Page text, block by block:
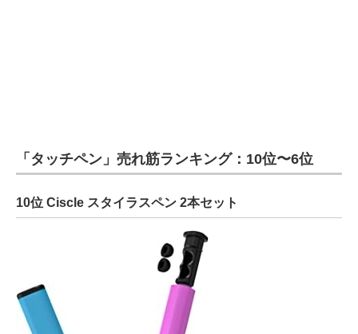
「タッチペン」売れ筋ランキング：10位〜6位
10位 Ciscle スタイラスペン 2本セット